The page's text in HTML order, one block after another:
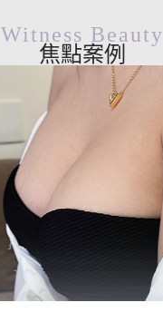
Witness Beauty
焦點案例